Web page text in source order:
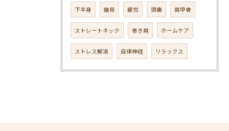
下半身 猫背 疲労 頭痛 肩甲骨
ストレートネック 巻き肩 ホームケア
ストレス解消 自律神経 リラックス